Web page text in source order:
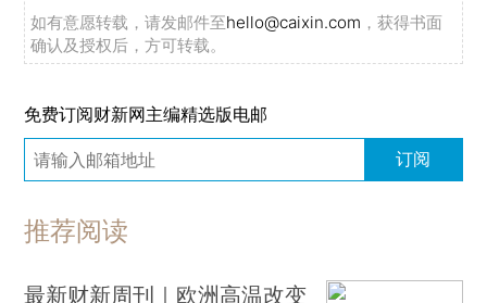
如有意愿转载，请发邮件至hello@caixin.com ，获得书面
确认及授权后，方可转载。
免费订阅财新网主编精选版电邮
订阅
推荐阅读
最新财新周刊｜欧洲高温改变